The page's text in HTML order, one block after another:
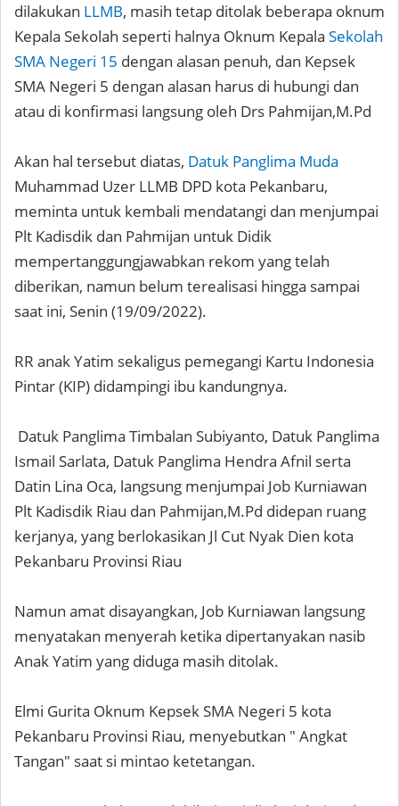
dilakukan LLMB, masih tetap ditolak beberapa oknum
Kepala Sekolah seperti halnya Oknum Kepala Sekolah
SMA Negeri 15 dengan alasan penuh, dan Kepsek
SMA Negeri 5 dengan alasan harus di hubungi dan
atau di konfirmasi langsung oleh Drs Pahmijan,M.Pd
Akan hal tersebut diatas, Datuk Panglima Muda
Muhammad Uzer LLMB DPD kota Pekanbaru,
meminta untuk kembali mendatangi dan menjumpai
Plt Kadisdik dan Pahmijan untuk Didik
mempertanggungjawabkan rekom yang telah
diberikan, namun belum terealisasi hingga sampai
saat ini, Senin (19/09/2022).
RR anak Yatim sekaligus pemegangi Kartu Indonesia
Pintar (KIP) didampingi ibu kandungnya.
Datuk Panglima Timbalan Subiyanto, Datuk Panglima
Ismail Sarlata, Datuk Panglima Hendra Afnil serta
Datin Lina Oca, langsung menjumpai Job Kurniawan
Plt Kadisdik Riau dan Pahmijan,M.Pd didepan ruang
kerjanya, yang berlokasikan Jl Cut Nyak Dien kota
Pekanbaru Provinsi Riau
Namun amat disayangkan, Job Kurniawan langsung
menyatakan menyerah ketika dipertanyakan nasib
Anak Yatim yang diduga masih ditolak.
Elmi Gurita Oknum Kepsek SMA Negeri 5 kota
Pekanbaru Provinsi Riau, menyebutkan " Angkat
Tangan" saat si mintao ketetangan.